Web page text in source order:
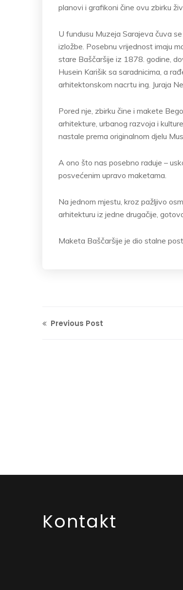
planovi i grafikoni čine ovu zbirku
U fundusu Muzeja Sarajeva čuva
izložbe. Posebnu vrijednost imaju
stare Baščaršije iz 1878. godine,
Husein Karišik sa saradnicima, a
arhitektonskom nacrtu ing. Juraja
Pored nje, zbirku čine i makete
arhitekture, urbanog razvoja i
nastale prema originalnom djelu
A ono što nas posebno raduje –
posvećenim upravo maketama.
Na jednom mjestu, kroz pažljivo
arhitekturu iz jedne drugačije,
Maketa Baščaršije je dio stalne
Previous Post
Kontakt